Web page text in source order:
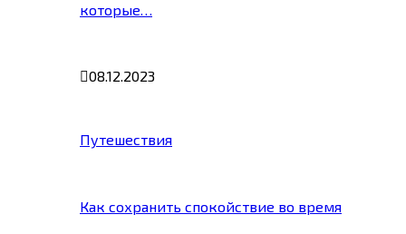
которые…
08.12.2023
Путешествия
Как сохранить спокойствие во время